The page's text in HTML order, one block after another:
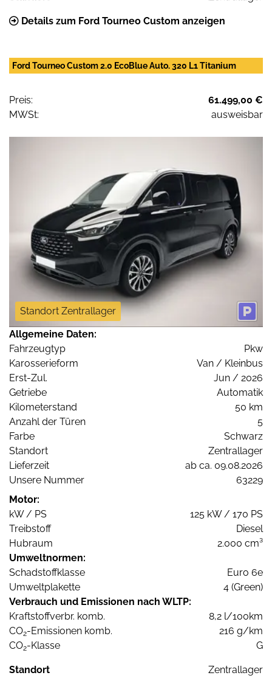
Details zum Ford Tourneo Custom anzeigen
Ford Tourneo Custom 2.0 EcoBlue Auto. 320 L1 Titanium
Preis:
61.499,00 €
MWSt:
ausweisbar
Standort Zentrallager
Allgemeine Daten:
Fahrzeugtyp
Pkw
Karosserieform
Van / Kleinbus
Erst-Zul.
Jun / 2026
Getriebe
Automatik
Kilometerstand
50 km
Anzahl der Türen
5
Farbe
Schwarz
Standort
Zentrallager
Lieferzeit
ab ca. 09.08.2026
Unsere Nummer
63229
Motor:
kW / PS
125 kW / 170 PS
Treibstoff
Diesel
Hubraum
2.000 cm³
Umweltnormen:
Schadstoffklasse
Euro 6e
Umweltplakette
4 (Green)
Verbrauch und Emissionen nach WLTP:
Kraftstoffverbr. komb.
8,2 l/100km
CO2-Emissionen komb.
216 g/km
CO2-Klasse G
Standort Zentrallager